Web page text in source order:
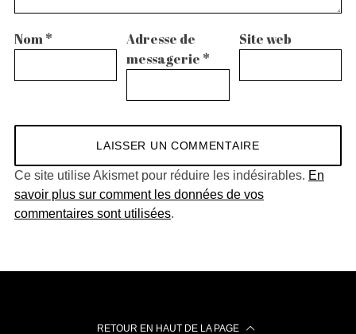
Nom*
Adresse de
messagerie *
Site web
Ce site utilise Akismet pour réduire les indésirables. En
savoir plus sur comment les données de vos
commentaires sont utilisées.
RETOUR EN HAUT DE LA PAGE